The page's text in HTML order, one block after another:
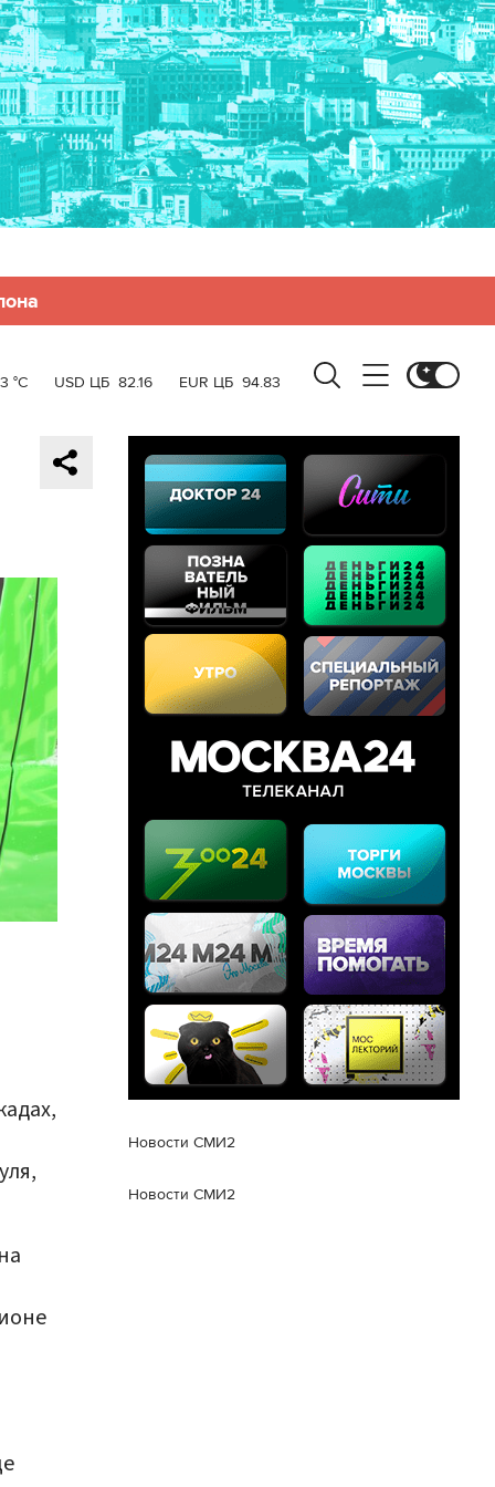
°C USD ЦБ 82.16 EUR ЦБ 94.83
Новости СМИ2
Новости СМИ2